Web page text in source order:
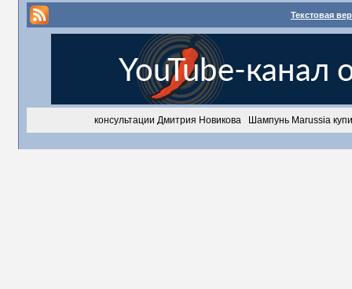
Текстовая
консультации Дмитрия Новикова Шампунь Marussia